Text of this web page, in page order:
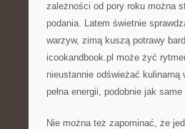
zależności od pory roku można
podania. Latem świetnie
warzyw, zimą kuszą potrawy
icookandbook.pl może żyć
nieustannie odświeżać
pełna energii, podobnie jak
Nie można też zapominać, że